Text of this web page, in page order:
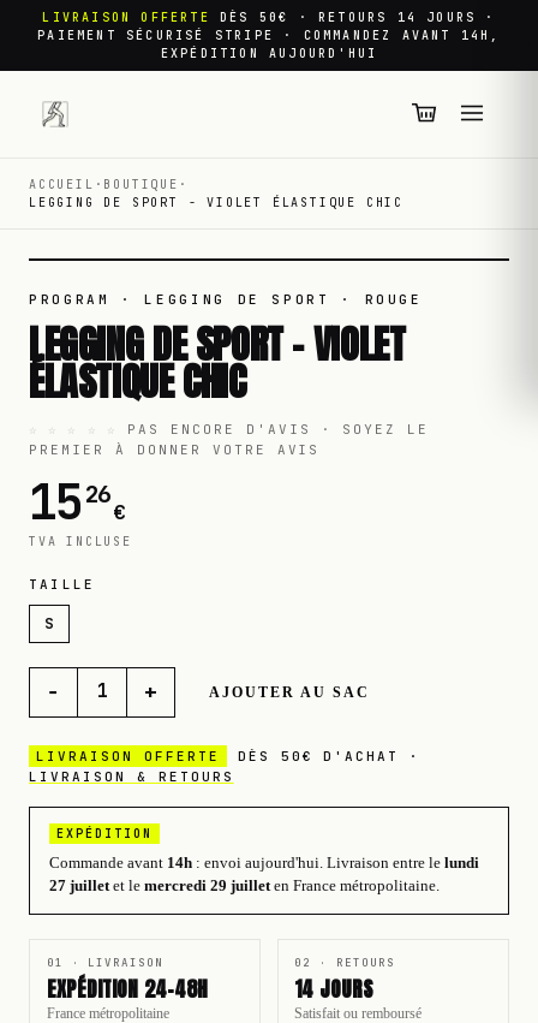
LIVRAISON OFFERTE
DÈS 50€ · RETOURS 14 JOURS ·
PAIEMENT SÉCURISÉ STRIPE · COMMANDEZ AVANT 14H,
EXPÉDITION AUJOURD'HUI
ACCUEIL · BOUTIQUE ·
LEGGING DE SPORT - VIOLET ÉLASTIQUE CHIC
PROGRAM · LEGGING DE SPORT · ROUGE
LEGGING DE SPORT - VIOLET
ÉLASTIQUE CHIC
PAS ENCORE D'AVIS · SOYEZ LE
PREMIER À DONNER VOTRE AVIS
1526
€
TVA INCLUSE
TAILLE
S
− 1 + AJOUTER AU SAC
LIVRAISON OFFERTE
DÈS 50€ D'ACHAT ·
LIVRAISON & RETOURS
EXPÉDITION
Commande avant 14h : envoi aujourd'hui. Livraison entre le lundi
27 juillet et le mercredi 29 juillet en France métropolitaine.
01 · LIVRAISON
EXPÉDITION 24-48H
France métropolitaine
02 · RETOURS
14 JOURS
Satisfait ou remboursé